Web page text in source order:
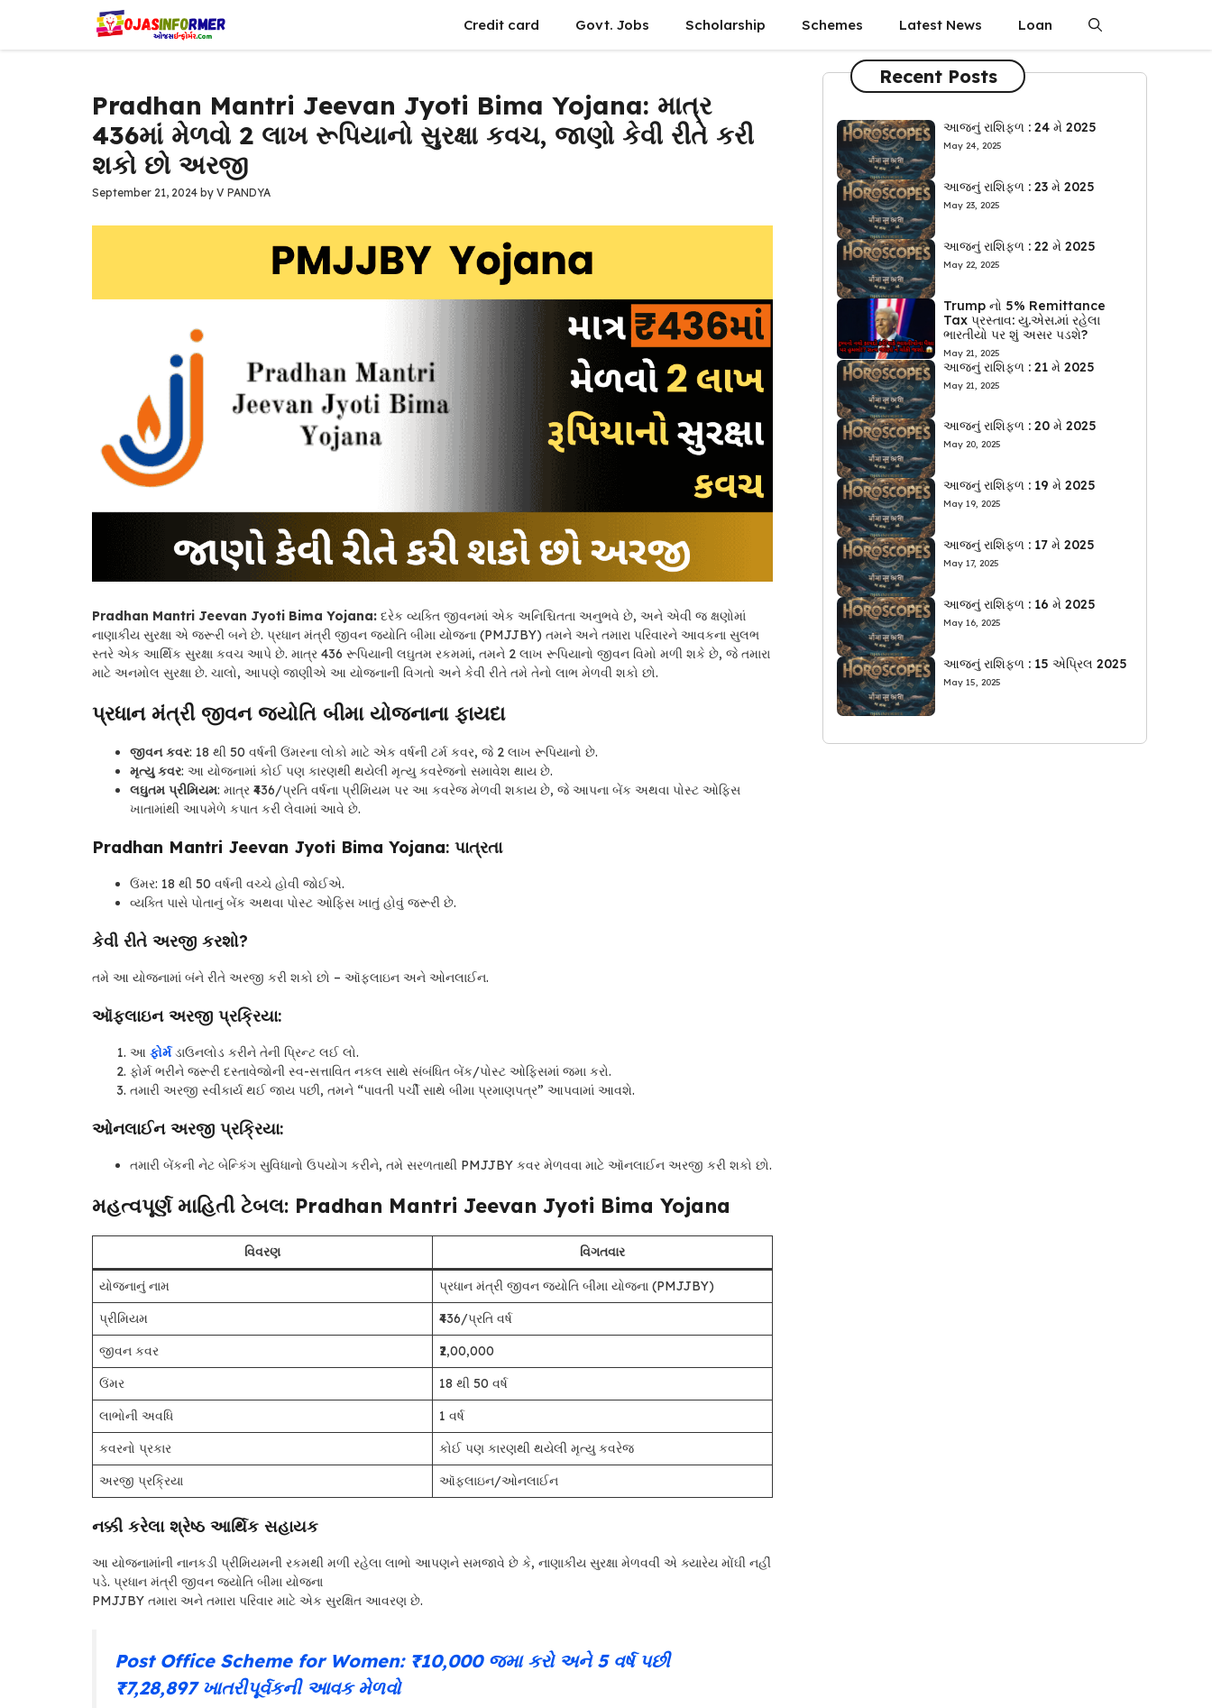
content
Credit card Govt. Jobs Scholarship Schemes Latest News Loan
Pradhan Mantri Jeevan Jyoti Bima Yojana: માત્ર
₹436માં મેળવો 2 લાખ રૂપિયાનો સુરક્ષા કવચ, જાણો કેવી રીતે કરી
શકો છો અરજી
September 21, 2024 by V PANDYA
Pradhan Mantri Jeevan Jyoti Bima Yojana: દરેક વ્યક્તિ જીવનમાં એક અનિશ્ચિતતા અનુભવે છે, અને એવી જ ક્ષણોમાં
નાણાકીય સુરક્ષા એ જરૂરી બને છે. પ્રધાન મંત્રી જીવન જ્યોતિ બીમા યોજના (PMJJBY) તમને અને તમારા પરિવારને આવકના સુલભ
સ્તરે એક આર્થિક સુરક્ષા કવચ આપે છે. માત્ર 436 રૂપિયાની લઘુતમ રકમમાં, તમને 2 લાખ રૂપિયાનો જીવન વિમો મળી શકે છે, જે તમારા
માટે અનમોલ સુરક્ષા છે. ચાલો, આપણે જાણીએ આ યોજનાની વિગતો અને કેવી રીતે તમે તેનો લાભ મેળવી શકો છો.
પ્રધાન મંત્રી જીવન જ્યોતિ બીમા યોજનાના ફાયદા
જીવન કવર: 18 થી 50 વર્ષની ઉંમરના લોકો માટે એક વર્ષની ટર્મ કવર, જે 2 લાખ રૂપિયાનો છે.
મૃત્યુ કવર: આ યોજનામાં કોઈ પણ કારણથી થયેલી મૃત્યુ કવરેજનો સમાવેશ થાય છે.
લઘુતમ પ્રીમિયમ: માત્ર ₹436/પ્રતિ વર્ષના પ્રીમિયમ પર આ કવરેજ મેળવી શકાય છે, જે આપના બેંક અથવા પોસ્ટ ઓફિસ
ખાતામાંથી આપમેળે કપાત કરી લેવામાં આવે છે.
Pradhan Mantri Jeevan Jyoti Bima Yojana: પાત્રતા
ઉંમર: 18 થી 50 વર્ષની વચ્ચે હોવી જોઈએ.
વ્યક્તિ પાસે પોતાનું બેંક અથવા પોસ્ટ ઓફિસ ખાતું હોવું જરૂરી છે.
કેવી રીતે અરજી કરશો?
તમે આ યોજનામાં બંને રીતે અરજી કરી શકો છો – ઑફલાઇન અને ઓનલાઈન.
ઑફલાઇન અરજી પ્રક્રિયા:
આ ફોર્મડાઉનલોડ કરીને તેની પ્રિન્ટ લઈ લો.
ફોર્મ ભરીને જરૂરી દસ્તાવેજોની સ્વ-સત્તાવિત નકલ સાથે સંબંધિત બેંક/પોસ્ટ ઓફિસમાં જમા કરો.
તમારી અરજી સ્વીકાર્ય થઈ જાય પછી, તમને “પાવતી પર્ચી સાથે બીમા પ્રમાણપત્ર” આપવામાં આવશે.
ઓનલાઈન અરજી પ્રક્રિયા:
તમારી બેંકની નેટ બેન્કિંગ સુવિધાનો ઉપયોગ કરીને, તમે સરળતાથી PMJJBY કવર મેળવવા માટે ઑનલાઈન અરજી કરી શકો છો.
મહત્વપૂર્ણ માહિતી ટેબલ: Pradhan Mantri Jeevan Jyoti Bima Yojana
વિવરણ વિગતવાર
યોજનાનું નામ
પ્રધાન મંત્રી જીવન જ્યોતિ બીમા યોજના (PMJJBY)
પ્રીમિયમ
₹436/પ્રતિ વર્ષ
જીવન કવર
₹2,00,000
ઉંમર
18 થી 50 વર્ષ
લાભોની અવધિ
1 વર્ષ
કવરનો પ્રકાર
કોઈ પણ કારણથી થયેલી મૃત્યુ કવરેજ
અરજી પ્રક્રિયા
ઑફલાઇન/ઓનલાઈન
નક્કી કરેલા શ્રેષ્ઠ આર્થિક સહાયક
આ યોજનામાંની નાનકડી પ્રીમિયમની રકમથી મળી રહેલા લાભો આપણને સમજાવે છે કે, નાણાકીય સુરક્ષા મેળવવી એ ક્યારેય મોંઘી નહીં
પડે. પ્રધાન મંત્રી જીવન જ્યોતિ બીમા યોજના
PMJJBY તમારા અને તમારા પરિવાર માટે એક સુરક્ષિત આવરણ છે.
Post Office Scheme for Women: ₹10,000 જમા કરો અને 5 વર્ષ પછી
₹7,28,897 ખાતરીપૂર્વકની આવક મેળવો
Recent Posts
આજનું રાશિફળ : 24 મે 2025
May 24, 2025
આજનું રાશિફળ : 23 મે 2025
May 23, 2025
આજનું રાશિફળ : 22 મે 2025
May 22, 2025
Trump નો 5% Remittance
Tax પ્રસ્તાવ: યુ.એસ.માં રહેલા
ભારતીયો પર શું અસર પડશે?
May 21, 2025
આજનું રાશિફળ : 21 મે 2025
May 21, 2025
આજનું રાશિફળ : 20 મે 2025
May 20, 2025
આજનું રાશિફળ : 19 મે 2025
May 19, 2025
આજનું રાશિફળ : 17 મે 2025
May 17, 2025
આજનું રાશિફળ : 16 મે 2025
May 16, 2025
આજનું રાશિફળ : 15 એપ્રિલ 2025
May 15, 2025